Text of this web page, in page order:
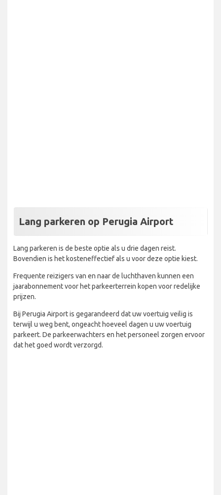
Lang parkeren op Perugia Airport
Lang parkeren is de beste optie als u drie dagen reist.
Bovendien is het kosteneffectief als u voor deze optie kiest.
Frequente reizigers van en naar de luchthaven kunnen een
jaarabonnement voor het parkeerterrein kopen voor redelijke
prijzen.
Bij Perugia Airport is gegarandeerd dat uw voertuig veilig is
terwijl u weg bent, ongeacht hoeveel dagen u uw voertuig
parkeert. De parkeerwachters en het personeel zorgen ervoor
dat het goed wordt verzorgd.